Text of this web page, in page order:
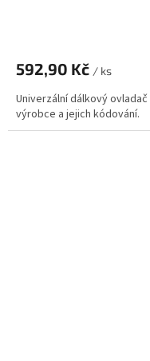
592,90 Kč / ks
Univerzální dálkový
výrobce a jejich kódování.